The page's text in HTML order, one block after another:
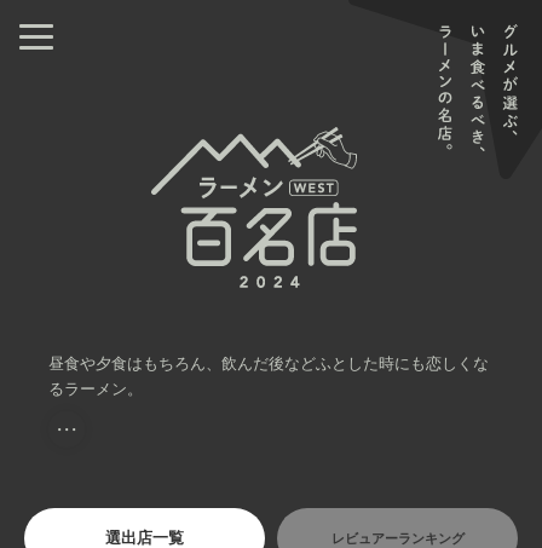
昼食や夕食はもちろん、飲んだ後などふとした時にも恋しくな
るラーメン。
・・・
選出店一覧 レビュアーランキング